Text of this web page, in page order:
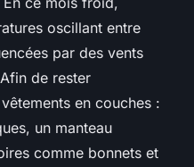
oscillant entre
par des vents
de rester
en couches :
un manteau
comme bonnets et